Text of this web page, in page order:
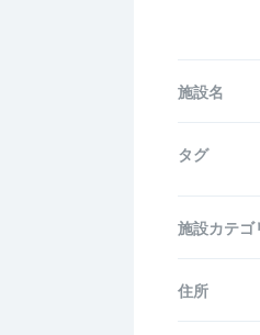
施設名
タグ
施設カテゴ
住所